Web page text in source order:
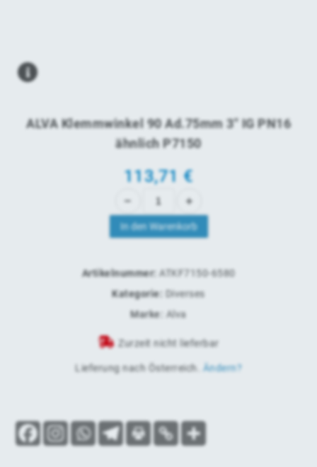
ALVA Klemmwinkel 90 Ad.75mm 3" IG PN16
ähnlich P7150
113,71€
In den Warenkorb
Artikelnummer: ATKF7150-6580
Kategorie:
Diverses
Marke: Alva
Zurzeit nicht lieferbar
Lieferung nach Österreich Ändern?